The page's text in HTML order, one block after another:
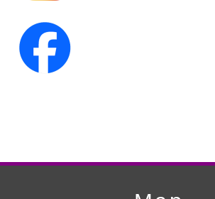
第16回人形供養祭
第15回人形供養祭
第12回人形供養祭平成22年3月9日
平成21年12月4日